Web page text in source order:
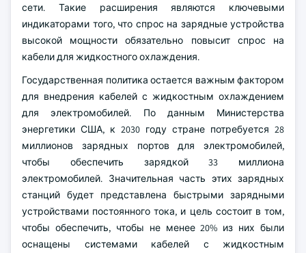
сети. Такие расширения являются ключевыми
индикаторами того, что спрос на зарядные устройства
высокой мощности обязательно повысит спрос на
кабели для жидкостного охлаждения.
Государственная политика остается важным фактором
для внедрения кабелей с жидкостным охлаждением
для электромобилей. По данным Министерства
энергетики США, к 2030 году стране потребуется 28
миллионов зарядных портов для электромобилей,
чтобы обеспечить зарядкой 33 миллиона
электромобилей. Значительная часть этих зарядных
станций будет представлена быстрыми зарядными
устройствами постоянного тока, и цель состоит в том,
чтобы обеспечить, чтобы не менее 20% из них были
оснащены системами кабелей с жидкостным